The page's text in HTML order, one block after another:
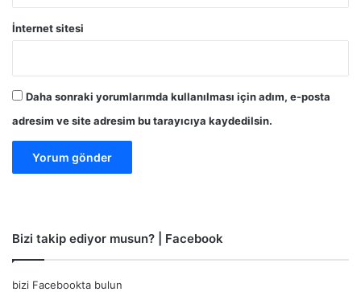
İnternet sitesi
Daha sonraki yorumlarımda kullanılması için adım, e-posta
adresim ve site adresim bu tarayıcıya kaydedilsin.
Bizi takip ediyor musun? | Facebook
bizi Facebookta bulun